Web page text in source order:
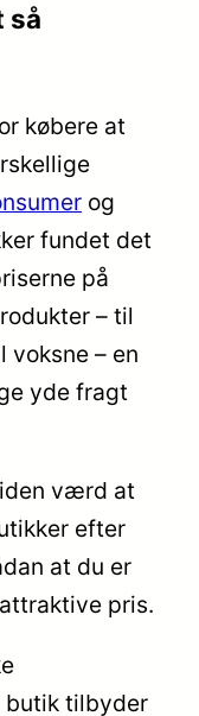
så
købere at
og
fundet det
på
– til
voksne – en
yde fragt
værd at
efter
at du er
pris.
butik tilbyder